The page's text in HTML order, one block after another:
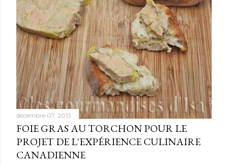
décembre 07, 2013
FOIE GRAS AU TORCHON POUR LE
PROJET DE L'EXPÉRIENCE CULINAIRE
CANADIENNE